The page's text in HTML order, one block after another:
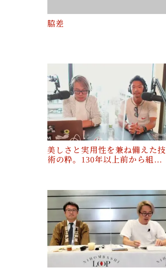
脇差
美しさと実用性を兼ね備えた技
術の粋。130年以上前から組…